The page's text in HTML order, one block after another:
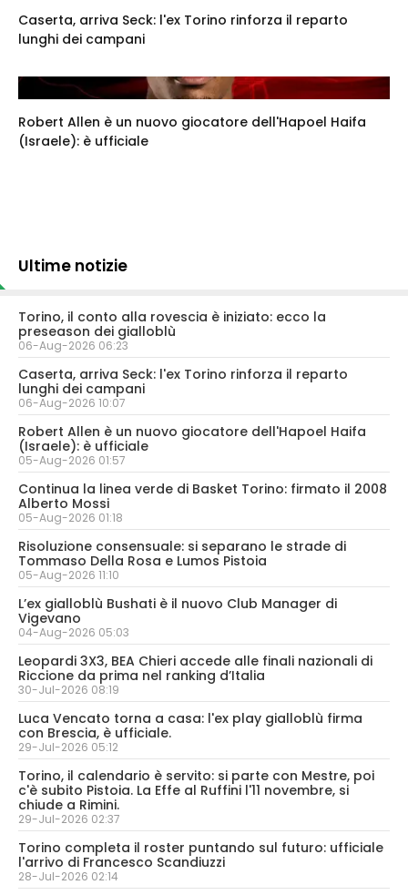
Caserta, arriva Seck: l'ex Torino rinforza il reparto
lunghi dei campani
Robert Allen è un nuovo giocatore dell'Hapoel Haifa
(Israele): è ufficiale
Ultime notizie
Torino, il conto alla rovescia è iniziato: ecco la
preseason dei gialloblù
06-Aug-2026 06:23
Caserta, arriva Seck: l'ex Torino rinforza il reparto
lunghi dei campani
06-Aug-2026 10:07
Robert Allen è un nuovo giocatore dell'Hapoel Haifa
(Israele): è ufficiale
05-Aug-2026 01:57
Continua la linea verde di Basket Torino: firmato il 2008
Alberto Mossi
05-Aug-2026 01:18
Risoluzione consensuale: si separano le strade di
Tommaso Della Rosa e Lumos Pistoia
05-Aug-2026 11:10
L’ex gialloblù Bushati è il nuovo Club Manager di
Vigevano
04-Aug-2026 05:03
Leopardi 3X3, BEA Chieri accede alle finali nazionali di
Riccione da prima nel ranking d’Italia
30-Jul-2026 08:19
Luca Vencato torna a casa: l'ex play gialloblù firma
con Brescia, è ufficiale.
29-Jul-2026 05:12
Torino, il calendario è servito: si parte con Mestre, poi
c'è subito Pistoia. La Effe al Ruffini l'11 novembre, si
chiude a Rimini.
29-Jul-2026 02:37
Torino completa il roster puntando sul futuro: ufficiale
l'arrivo di Francesco Scandiuzzi
28-Jul-2026 02:14